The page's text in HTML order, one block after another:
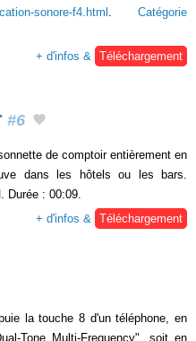
sonore-f4.html
Catégorie
+ d'infos &
Téléchargement
#6
de comptoir entièrement en
dans les hôtels ou les bars.
. Durée : 00:09.
+ d'infos & Téléchargement
la touche 8 d'un téléphone, en
Tone Multi-Frequency", soit en